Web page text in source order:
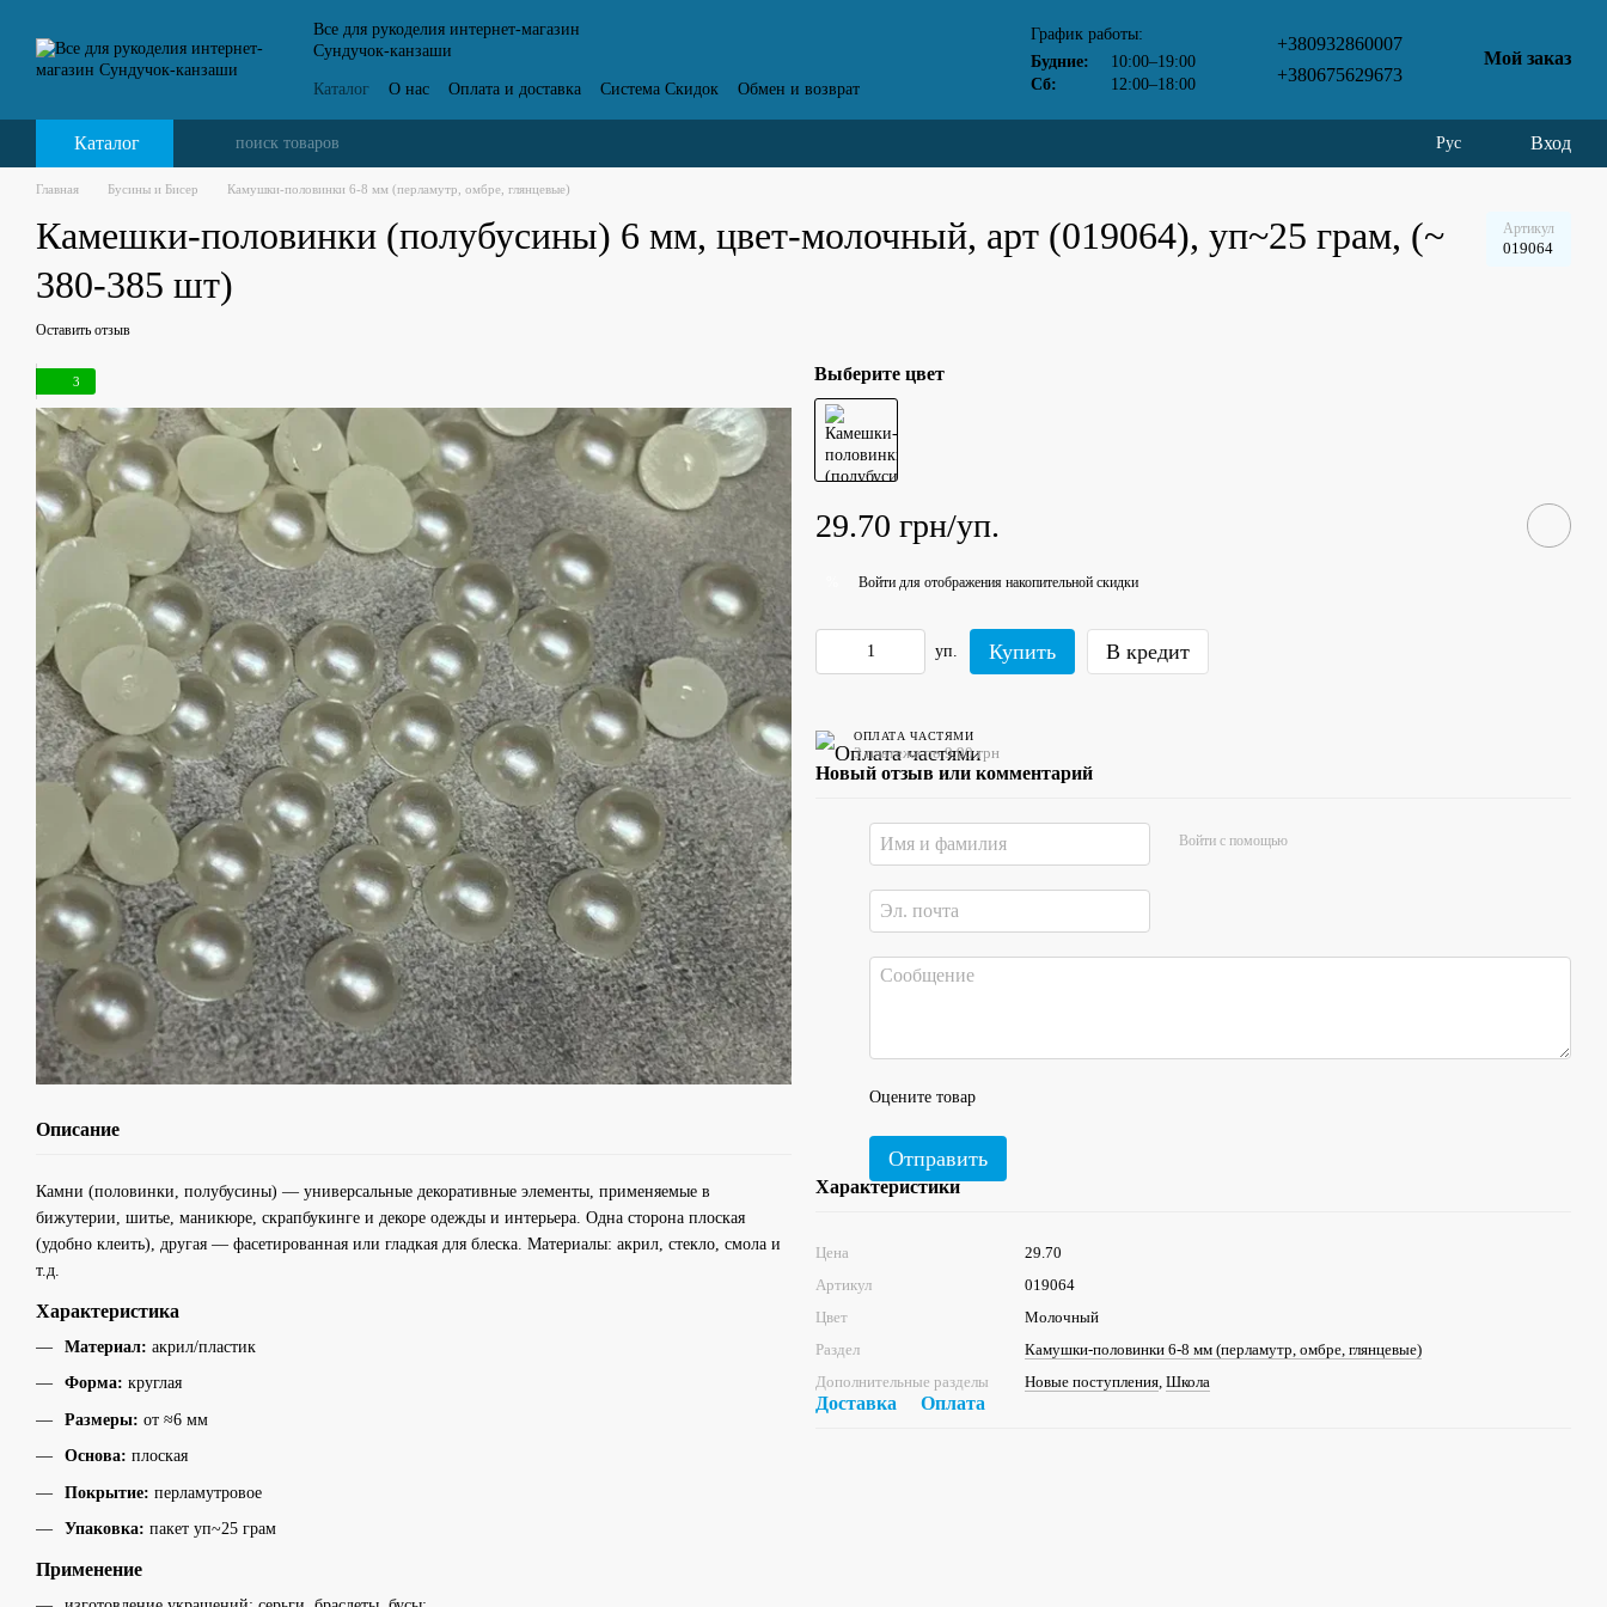
Все для рукоделия интернет-магазин
Сундучок-канзаши
Каталог О нас Оплата и доставка Система Скидок
Обмен и возврат
График работы:
Будние:
10:00–19:00
Сб:
12:00–18:00
+380932860007
+380675629673
Мой заказ
Каталог Рус Вход
Главная Бусины и Бисер Камушки-половинки 6-8 мм (перламутр, омбре, глянцевые)
Камешки-половинки (полубусины) 6 мм, цвет-молочный, арт (019064), уп~25 грам, (~
380-385 шт)
Артикул
019064
Оставить отзыв
3
Описание
Камни (половинки, полубусины) — универсальные декоративные элементы, применяемые в
бижутерии, шитье, маникюре, скрапбукинге и декоре одежды и интерьера. Одна сторона плоская
(удобно клеить), другая — фасетированная или гладкая для блеска. Материалы: акрил, стекло, смола и
т.д.
Характеристика
Материал: акрил/пластик
Форма: круглая
Размеры: от ≈6 мм
Основа: плоская
Покрытие: перламутровое
Упаковка: пакет уп~25 грам
Применение
Выберите цвет
29.70 грн/уп.
Войти для отображения накопительной скидки
уп. Купить В кредит
ОПЛАТА ЧАСТЯМИ
3 платежа по 9.90 грн
Новый отзыв или комментарий
Войти с помощью
Оцените товар
Отправить
Характеристики
Цена
29.70
Артикул
019064
Цвет
Молочный
Раздел
Камушки-половинки 6-8 мм (перламутр, омбре, глянцевые)
Дополнительные разделы
Новые поступления, Школа
Доставка Оплата